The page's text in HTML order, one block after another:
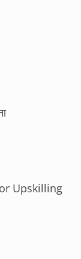
Upskilling